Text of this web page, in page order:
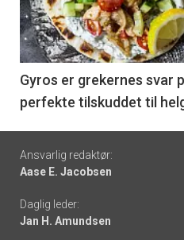
nå
-
6
Gyros er grekernes svar
perfekte tilskuddet til
Footer
-
links
Ansvarlig redaktør:
Aase E. Jacobsen
Daglig leder:
Jan H. Amundsen